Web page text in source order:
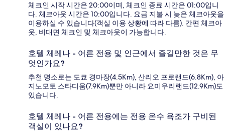
체크인 시작 시간은 20:00이며, 체크인 종료 시간은 01:00입니
다. 체크아웃 시간은 10:00입니다. 요금 지불 시 늦은 체크아웃을
이용하실 수 있습니다(객실 이용 상황에 따라 다름). 간편 체크아
웃, 비대면 체크인 및 체크아웃이 가능합니다.
호텔 체레나 - 어른 전용 및 인근에서 즐길만한 것은 무
엇인가요?
추천 명소로는 도쿄 경마장(4.5Km), 산리오 프로랜드(6.8Km), 아
지노모토 스타디움(7.9Km)뿐만 아니라 요미우리랜드(12.9Km)도
있습니다.
호텔 체레나 - 어른 전용에는 전용 온수 욕조가 구비된
객실이 있나요?